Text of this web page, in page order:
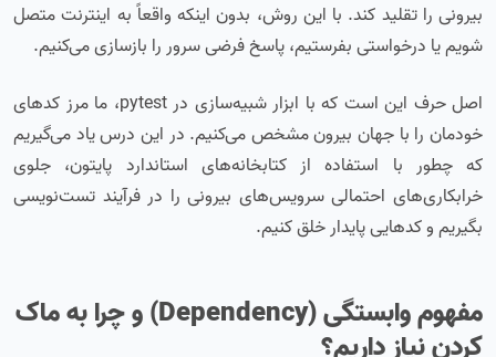
بیرونی را تقلید کند. با این روش، بدون اینکه واقعاً به اینترنت متصل
شویم یا درخواستی بفرستیم، پاسخ فرضی سرور را بازسازی می‌کنیم.
اصل حرف این است که با ابزار شبیه‌سازی در pytest، ما مرز کدهای
خودمان را با جهان بیرون مشخص می‌کنیم. در این درس یاد می‌گیریم
که چطور با استفاده از کتابخانه‌های استاندارد پایتون، جلوی
خرابکاری‌های احتمالی سرویس‌های بیرونی را در فرآیند تست‌نویسی
بگیریم و کدهایی پایدار خلق کنیم.
مفهوم وابستگی (Dependency) و چرا به ماک
کردن نیاز داریم؟